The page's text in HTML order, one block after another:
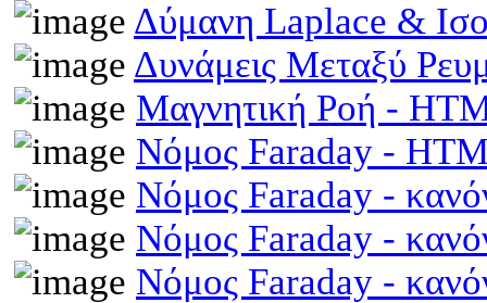
Δύμανη Laplace &
Δυνάμεις Μεταξύ
Μαγνητική Ροή -
Νόμος Faraday -
Νόμος Faraday -
Νόμος Faraday -
Νόμος Faraday -